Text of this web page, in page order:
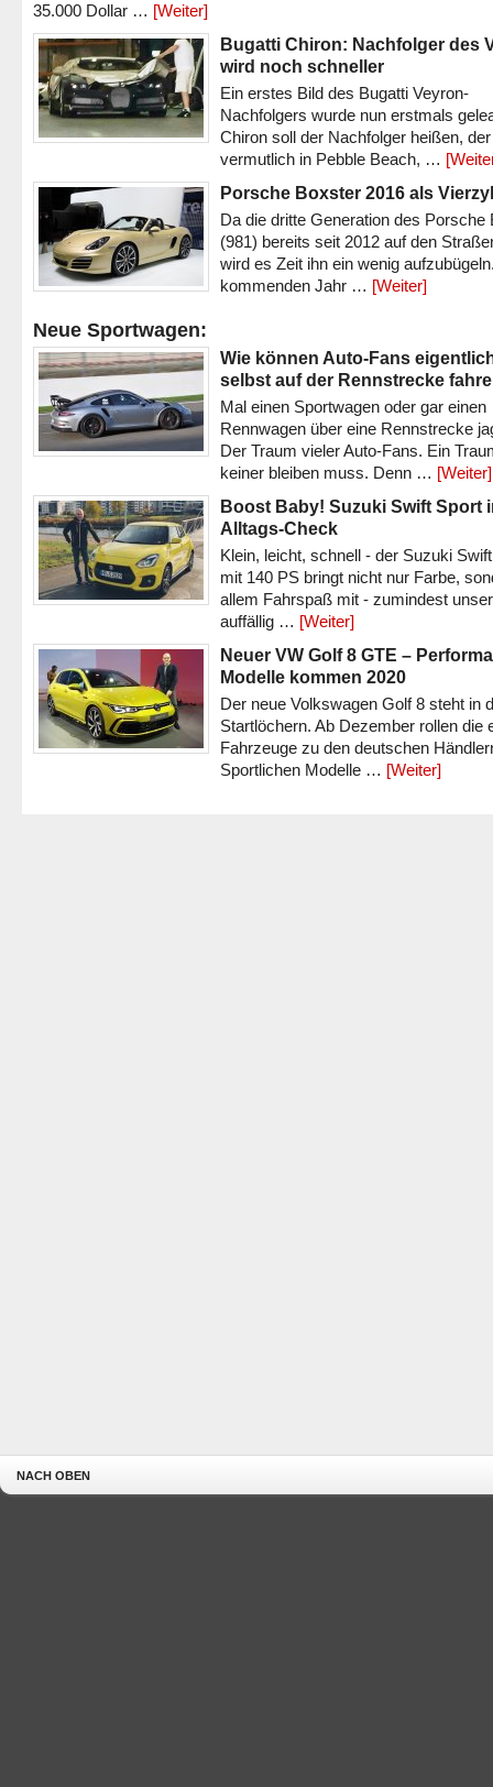
35.000 Dollar … [Weiter]
Bugatti Chiron: Nachfolger des
wird noch schneller
Ein erstes Bild des Bugatti Veyron-
Nachfolgers wurde nun erstmals
Chiron soll der Nachfolger heißen, der
vermutlich in Pebble Beach, …
Porsche Boxster 2016 als
Da die dritte Generation des Porsche
(981) bereits seit 2012 auf den
wird es Zeit ihn ein wenig
kommenden Jahr … [Weiter]
Neue Sportwagen:
Wie können Auto-Fans
selbst auf der Rennstrecke
Mal einen Sportwagen oder gar einen
Rennwagen über eine Rennstrecke
Der Traum vieler Auto-Fans. Ein
keiner bleiben muss. Denn … [Weiter]
Boost Baby! Suzuki Swift Sport
Alltags-Check
Klein, leicht, schnell - der Suzuki
mit 140 PS bringt nicht nur Farbe,
allem Fahrspaß mit - zumindest unser
auffällig … [Weiter]
Neuer VW Golf 8 GTE –
Modelle kommen 2020
Der neue Volkswagen Golf 8 steht in
Startlöchern. Ab Dezember rollen die
Fahrzeuge zu den deutschen
Sportlichen Modelle … [Weiter]
NACH OBEN